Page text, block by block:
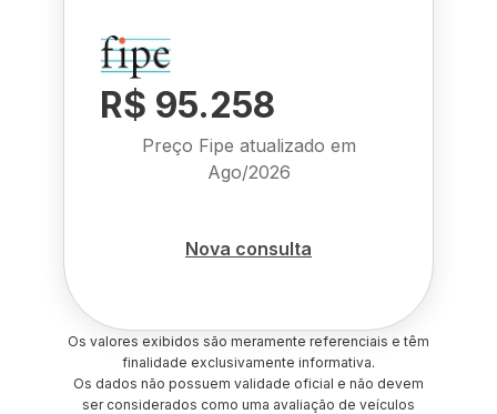
R$ 95.258
Preço Fipe atualizado em
Ago/2026
Nova consulta
Os valores exibidos são meramente referenciais e têm
finalidade exclusivamente informativa.
Os dados não possuem validade oficial e não devem
ser considerados como uma avaliação de veículos